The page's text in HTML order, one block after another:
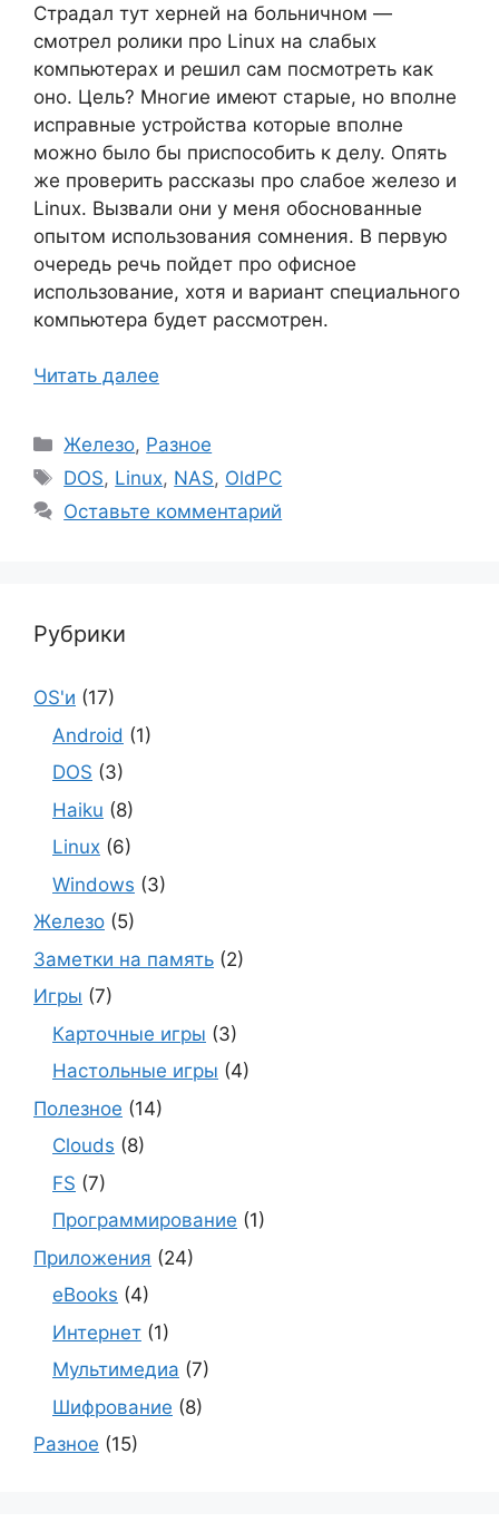
Страдал тут херней на больничном —
смотрел ролики про Linux на слабых
компьютерах и решил сам посмотреть как
оно. Цель? Многие имеют старые, но вполне
исправные устройства которые вполне
можно было бы приспособить к делу. Опять
же проверить рассказы про слабое железо и
Linux. Вызвали они у меня обоснованные
опытом использования сомнения. В первую
очередь речь пойдет про офисное
использование, хотя и вариант специального
компьютера будет рассмотрен.
Читать далее
Рубрики
Железо, Разное
Метки
DOS, Linux, NAS, OldPC
Оставьте комментарий
Рубрики
OS'и (17)
Android (1)
DOS (3)
Haiku (8)
Linux (6)
Windows (3)
Железо (5)
Заметки на память (2)
Игры (7)
Карточные игры (3)
Настольные игры (4)
Полезное (14)
Clouds (8)
FS (7)
Программирование (1)
Приложения (24)
eBooks (4)
Интернет (1)
Мультимедиа (7)
Шифрование (8)
Разное (15)